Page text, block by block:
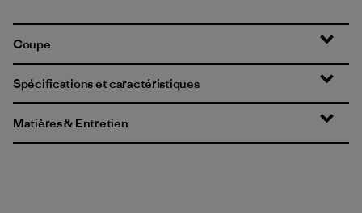
Coupe
Spécifications et caractéristiques
Matières & Entretien